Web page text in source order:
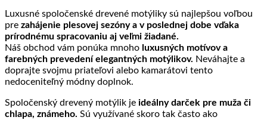
Luxusné spoločenské drevené motýliky sú najlepšou voľbou
pre zahájenie plesovej sezóny a v poslednej dobe vďaka
prírodnému spracovaniu aj veľmi žiadané.
Náš obchod vám ponúka mnoho luxusných motívov a
farebných prevedení elegantných motýlikov. Neváhajte a
doprajte svojmu priateľovi alebo kamarátovi tento
nedoceniteľný módny doplnok.
Spoločenský drevený motýlik je ideálny darček pre muža či
chlapa, známeho. Sú využívané skoro tak často ako